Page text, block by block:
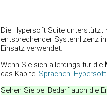
Die Hypersoft Suite unterstützt
entsprechender Systemlizenz
Einsatz verwendet.
Wenn Sie sich allerdings für die
das Kapitel Sprachen:
Sehen Sie bei Bedarf auch die